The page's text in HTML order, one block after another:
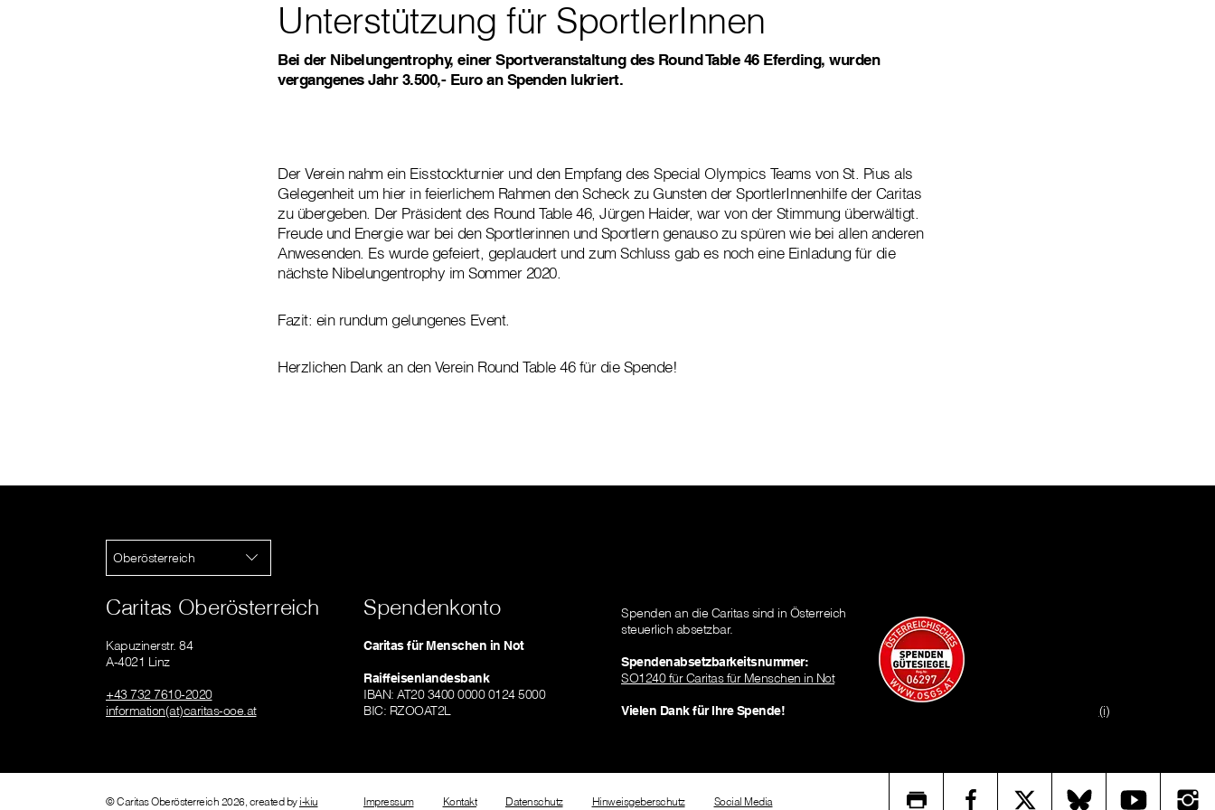
Unterstützung für SportlerInnen
Bei der Nibelungentrophy, einer Sportveranstaltung des Round Table 46 Eferding, wurden
vergangenes Jahr 3.500,- Euro an Spenden lukriert.
Der Verein nahm ein Eisstockturnier und den Empfang des Special Olympics Teams von St. Pius als
Gelegenheit um hier in feierlichem Rahmen den Scheck zu Gunsten der SportlerInnenhilfe der Caritas
zu übergeben. Der Präsident des Round Table 46, Jürgen Haider, war von der Stimmung überwältigt.
Freude und Energie war bei den Sportlerinnen und Sportlern genauso zu spüren wie bei allen anderen
Anwesenden. Es wurde gefeiert, geplaudert und zum Schluss gab es noch eine Einladung für die
nächste Nibelungentrophy im Sommer 2020.
Fazit: ein rundum gelungenes Event.
Herzlichen Dank an den Verein Round Table 46 für die Spende!
Oberösterreich
Caritas Oberösterreich
Kapuzinerstr. 84
A-4021 Linz
+43 732 7610-2020
information(at)caritas-ooe.at
Spendenkonto
Caritas für Menschen in Not
Raiffeisenlandesbank
IBAN: AT20 3400 0000 0124 5000
BIC: RZOOAT2L
Spenden an die Caritas sind in Österreich
steuerlich absetzbar.
Spendenabsetzbarkeitsnummer:
SO1240 für Caritas für Menschen in Not
Vielen Dank für Ihre Spende!
(i)
© Caritas Oberösterreich 2026, created by i-kiu Impressum Kontakt Datenschutz Hinweisgeberschutz Social Media